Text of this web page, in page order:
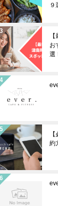
９
お
選
約